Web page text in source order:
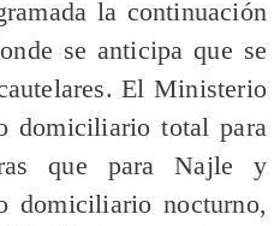
la continuación
se anticipa que se
El Ministerio
domiciliario total para
que para Najle y
domiciliario nocturno,